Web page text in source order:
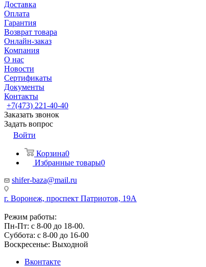
Доставка
Оплата
Гарантия
Возврат товара
Онлайн-заказ
Компания
О нас
Новости
Сертификаты
Документы
Контакты
+7(473) 221-40-40
Заказать звонок
Задать вопрос
Войти
Корзина0
Избранные товары0
shifer-baza@mail.ru
г. Воронеж, проспект Патриотов, 19А
Режим работы:
Пн-Пт: с 8-00 до 18-00.
Суббота: с 8-00 до 16-00
Воскресенье: Выходной
Вконтакте